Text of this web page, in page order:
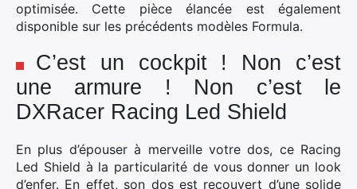
optimisée. Cette pièce élancée est également
disponible sur les précédents modèles Formula.
C’est un cockpit ! Non c’est
une armure ! Non c’est le
DXRacer Racing Led Shield
En plus d’épouser à merveille votre dos, ce Racing
Led Shield à la particularité de vous donner un look
d’enfer. En effet, son dos est recouvert d’une solide